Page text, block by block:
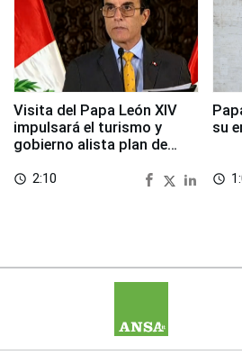
Visita del Papa León XIV
impulsará el turismo y
gobierno alista plan de
access_time 2:10
su
access_time